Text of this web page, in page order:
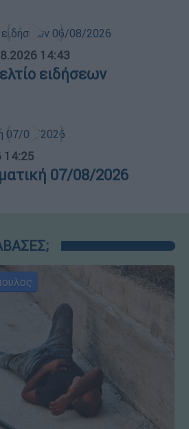
14:43
ειδήσεων
14:25
07/08/2026